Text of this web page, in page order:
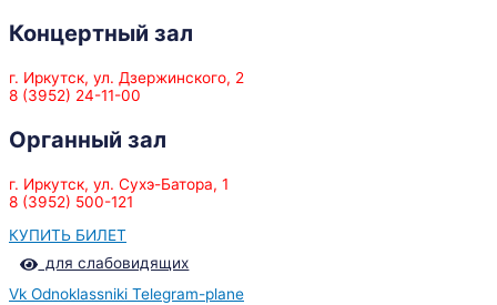
Концертный зал
г. Иркутск, ул. Дзержинского, 2
8 (3952) 24-11-00
Органный зал
г. Иркутск, ул. Сухэ-Батора, 1
8 (3952) 500-121
КУПИТЬ БИЛЕТ
для слабовидящих
Vk Odnoklassniki Telegram-plane